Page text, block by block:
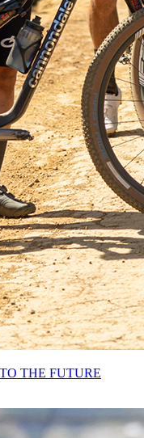
THE FUTURE